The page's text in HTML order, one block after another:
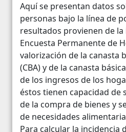
Aquí se presentan datos
personas bajo la línea de
resultados provienen de
Encuesta Permanente de
valorización de la canasta
(CBA) y de la canasta
de los ingresos de los
éstos tienen capacidad de
de la compra de bienes y
de necesidades
Para calcular la incidencia